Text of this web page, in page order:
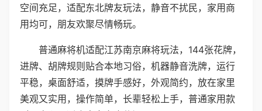
空间充足，适配东北牌友玩法，静音不扰民，家用商
用均可，朋友欢聚尽情畅玩。
普通麻将机适配江苏南京麻将玩法，144张花牌，
进牌、胡牌规则贴合本地习俗，机器静音洗牌，运行
平稳，桌面舒适，摸牌手感好，外观简约，放在家里
美观又实用，操作简单，长辈轻松上手，普通家用款